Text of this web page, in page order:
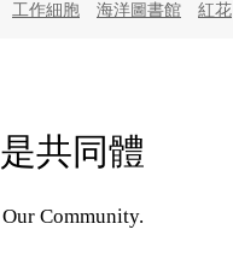
工作細胞 海洋圖書館 紅花
共同體
Community.